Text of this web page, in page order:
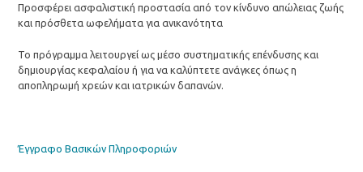
Προσφέρει ασφαλιστική προστασία από τον κίνδυνο απώλειας ζωής
και πρόσθετα ωφελήματα για ανικανότητα
Το πρόγραμμα λειτουργεί ως μέσο συστηματικής επένδυσης και
δημιουργίας κεφαλαίου ή για να καλύπτετε ανάγκες όπως η
αποπληρωμή χρεών και ιατρικών δαπανών.
Έγγραφο Βασικών Πληροφοριών